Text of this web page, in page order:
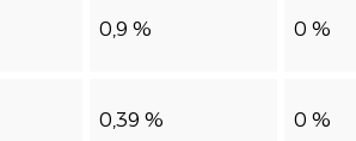
0,9 % 0 %
0,39 % 0 %